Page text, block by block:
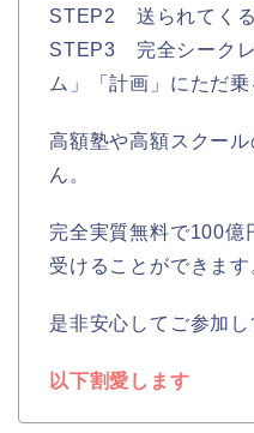
STEP2 送られてくる
STEP3 完全シーク
ム」「計画」にただ乗
高額塾や高額スクー
ん。
完全実質無料で100億
受けることができます
是非安心してご参加し
以下割愛します